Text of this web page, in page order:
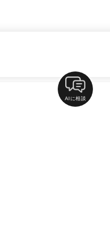
AIに相談